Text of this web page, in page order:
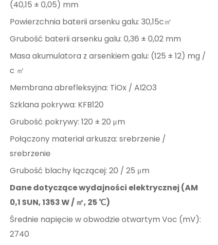
(40,15 ± 0,05) mm
Powierzchnia baterii arsenku galu: 30,15c㎡
Grubość baterii arsenku galu: 0,36 ± 0,02 mm
Masa akumulatora z arsenkiem galu: (125 ± 12) mg /
c ㎡
Membrana abrefleksyjna: TiOx / Al2O3
Szklana pokrywa: KFB120
Grubość pokrywy: 120 ± 20 μm
Połączony materiał arkusza: srebrzenie /
srebrzenie
Grubość blachy łączącej: 20 / 25 μm
Dane dotyczące wydajności elektrycznej (AM
0,1 SUN, 1353 W / ㎡, 25 ℃)
Średnie napięcie w obwodzie otwartym Voc (mV):
2740